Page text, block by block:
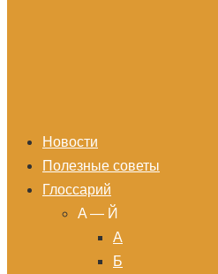
Новости
Полезные советы
Глоссарий
A — Й
А
Б